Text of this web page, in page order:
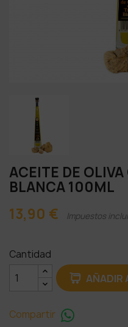
ACEITE DE
BLANCA 100ML
13,90 €
Impuestos
Cantidad
AÑADIR
Compartir